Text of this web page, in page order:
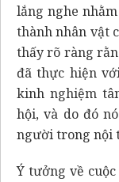
lắng nghe
thành nhân vật
thấy rõ ràng
đã thực hiện
kinh nghiệm
hội, và do đó
người trong nội
Ý tưởng về